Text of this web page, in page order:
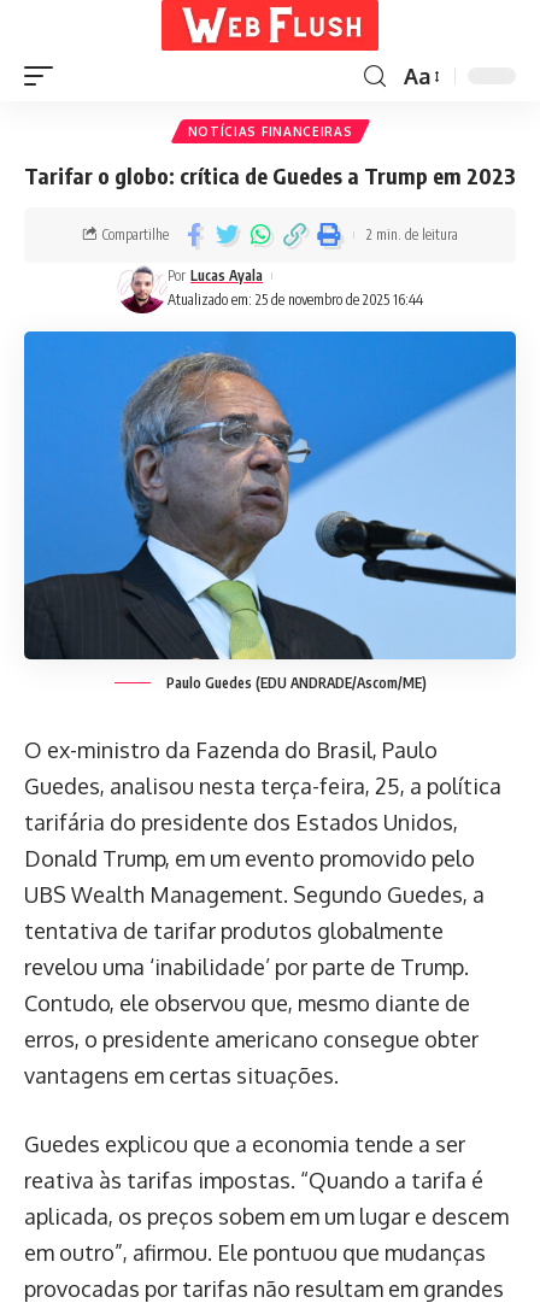
Aa
NOTÍCIAS FINANCEIRAS
Tarifar o globo: crítica de Guedes a Trump em 2023
Atualizado em: 25 de novembro de 2025 16:44
Por Lucas Ayala
Compartilhe 2 min. de leitura
Paulo Guedes (EDU ANDRADE/Ascom/ME)
O ex-ministro da Fazenda do Brasil, Paulo
Guedes, analisou nesta terça-feira, 25, a política
tarifária do presidente dos Estados Unidos,
Donald Trump, em um evento promovido pelo
UBS Wealth Management. Segundo Guedes, a
tentativa de tarifar produtos globalmente
revelou uma ‘inabilidade’ por parte de Trump.
Contudo, ele observou que, mesmo diante de
erros, o presidente americano consegue obter
vantagens em certas situações.
Guedes explicou que a economia tende a ser
reativa às tarifas impostas. “Quando a tarifa é
aplicada, os preços sobem em um lugar e descem
em outro”, afirmou. Ele pontuou que mudanças
provocadas por tarifas não resultam em grandes